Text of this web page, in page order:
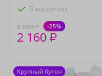
В наличии
2 880 ₽ -25%
2 160 ₽
Крупный бутон